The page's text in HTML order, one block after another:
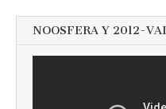
NOOSFERA Y 2012-